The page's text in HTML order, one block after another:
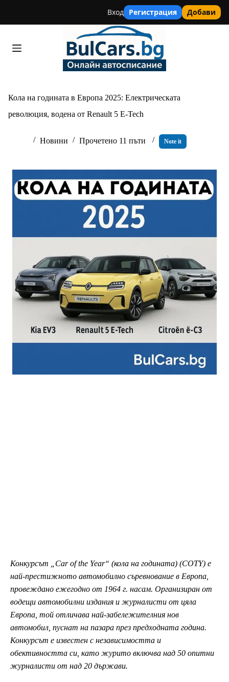
Вход Регистрация Добави
Кола на годината в Европа 2025: Електрическата
революция, водена от Renault 5 E-Tech
Новини Прочетено 11 пъти Note it
Конкурсът „Car of the Year“ (кола на годината) (COTY) е
най-престижното автомобилно съревнование в Европа,
провеждано ежегодно от 1964 г. насам. Организиран от
водещи автомобилни издания и журналисти от цяла
Европа, той отличава най-забележителния нов
автомобил, пуснат на пазара през предходната година.
Конкурсът е известен с независимостта и
обективността си, като журито включва над 50 опитни
журналисти от над 20 държави.